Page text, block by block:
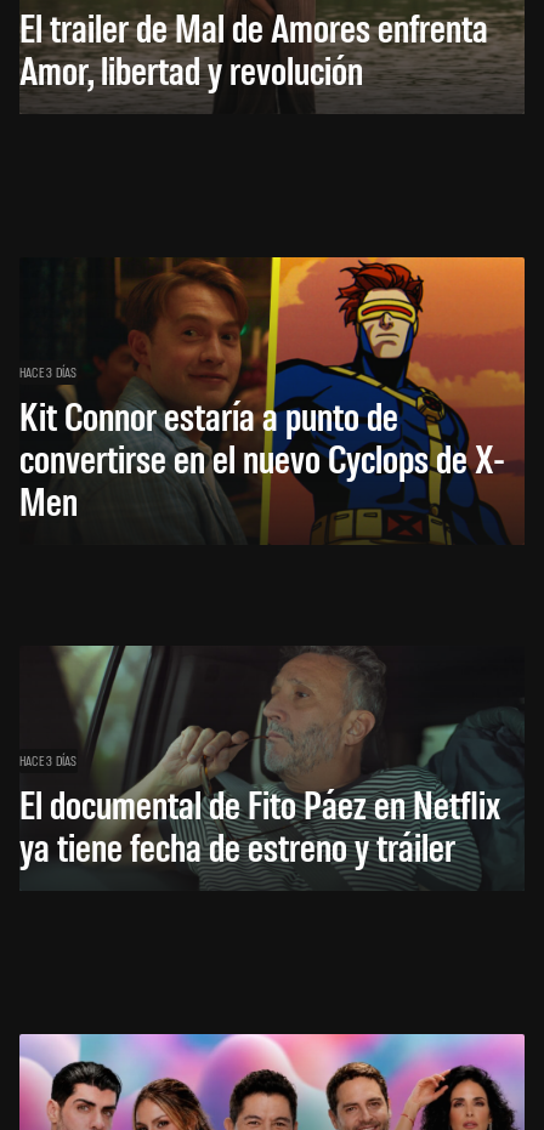
El trailer de Mal de Amores enfrenta
Amor, libertad y revolución
HACE 3 DÍAS
Kit Connor estaría a punto de
convertirse en el nuevo Cyclops de X-
Men
HACE 3 DÍAS
El documental de Fito Páez en Netflix
ya tiene fecha de estreno y tráiler